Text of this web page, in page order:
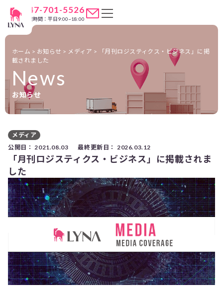
047-701-5526
営業時間：平日9:00~18:00
News
お知らせ
ホーム > お知らせ > メディア >
「月刊ロジスティクス・ビジネス」に掲
載されました
メディア
公開日： 2021.08.03 最終更新日： 2026.03.12
「月刊ロジスティクス・ビジネス」に掲載されま
した